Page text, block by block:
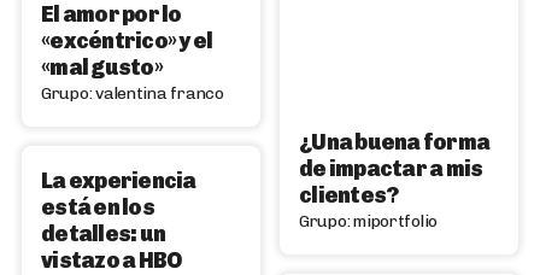
¿Una buena forma
de impactar a mis
clientes?
Grupo: miportfolio
El amor por lo
«excéntrico» y el
«mal gusto»
Grupo: valentina franco
La experiencia
está en los
detalles: un
vistazo a HBO